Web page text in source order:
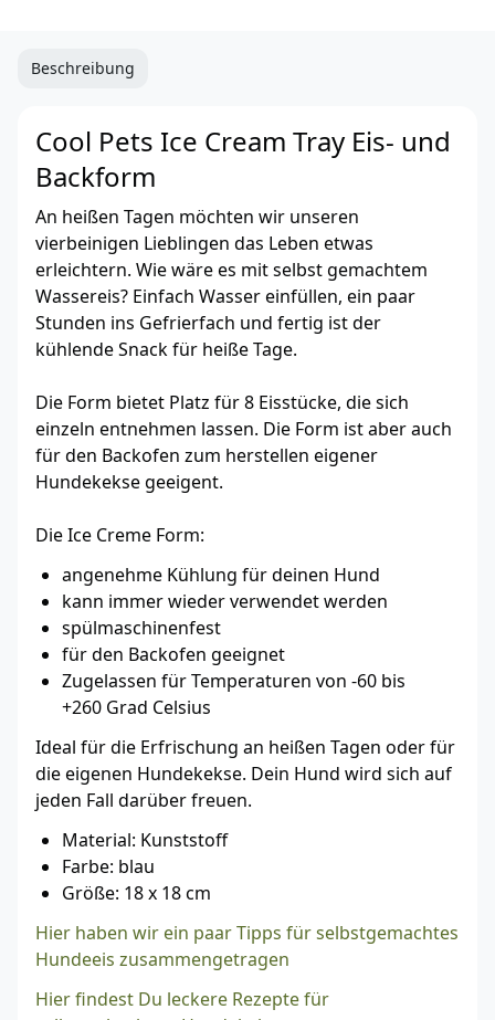
Beschreibung
Cool Pets Ice Cream Tray Eis- und
Backform
An heißen Tagen möchten wir unseren
vierbeinigen Lieblingen das Leben etwas
erleichtern. Wie wäre es mit selbst gemachtem
Wassereis? Einfach Wasser einfüllen, ein paar
Stunden ins Gefrierfach und fertig ist der
kühlende Snack für heiße Tage.
Die Form bietet Platz für 8 Eisstücke, die sich
einzeln entnehmen lassen. Die Form ist aber auch
für den Backofen zum herstellen eigener
Hundekekse geeigent.
Die Ice Creme Form:
angenehme Kühlung für deinen Hund
kann immer wieder verwendet werden
spülmaschinenfest
für den Backofen geeignet
Zugelassen für Temperaturen von -60 bis
+260 Grad Celsius
Ideal für die Erfrischung an heißen Tagen oder für
die eigenen Hundekekse. Dein Hund wird sich auf
jeden Fall darüber freuen.
Material: Kunststoff
Farbe: blau
Größe: 18 x 18 cm
Hier haben wir ein paar Tipps für selbstgemachtes
Hundeeis zusammengetragen
Hier findest Du leckere Rezepte für